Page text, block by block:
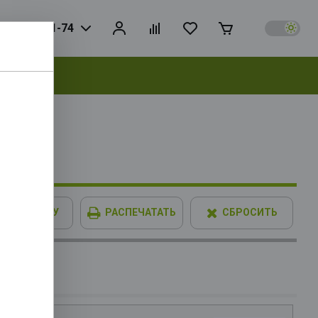
728-81-74
В КОРЗИНУ РАСПЕЧАТАТЬ СБРОСИТЬ